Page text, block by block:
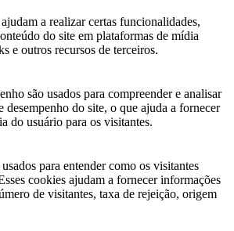
a realizar certas funcionalidades,
do site em plataformas de mídia
e outros recursos de terceiros.
são usados ​​para compreender e analisar
desempenho do site, o que ajuda a fornecer
do usuário para os visitantes.
​​para entender como os visitantes
cookies ajudam a fornecer informações
de visitantes, taxa de rejeição, origem